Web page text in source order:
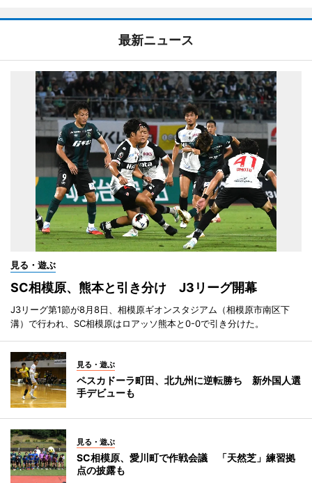
最新ニュース
見る・遊ぶ
SC相模原、熊本と引き分け J3リーグ開幕
J3リーグ第1節が8月8日、相模原ギオンスタジアム（相模原市南区下
溝）で行われ、SC相模原はロアッソ熊本と0-0で引き分けた。
見る・遊ぶ
ペスカドーラ町田、北九州に逆転勝ち 新外国人選
手デビューも
見る・遊ぶ
SC相模原、愛川町で作戦会議 「天然芝」練習拠
点の披露も